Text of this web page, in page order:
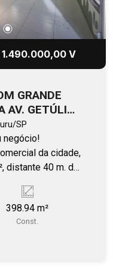
visita para
para
1.490.000,00 V
SP
negócio!
da cidade,
distante 40 m. da
academias,
e outros
398.94 m²
Const.